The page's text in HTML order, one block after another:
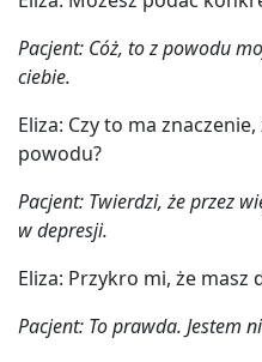
Pacjent: Cóż, to z powodu
ciebie.
Eliza: Czy to ma
powodu?
Pacjent: Twierdzi, że przez
w depresji.
Eliza: Przykro mi, że masz
Pacjent: To prawda. Jestem